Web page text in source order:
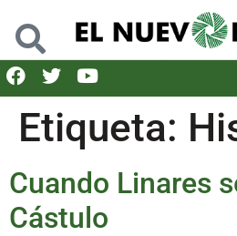
Etiqueta:
Cuando Linares
Cástulo